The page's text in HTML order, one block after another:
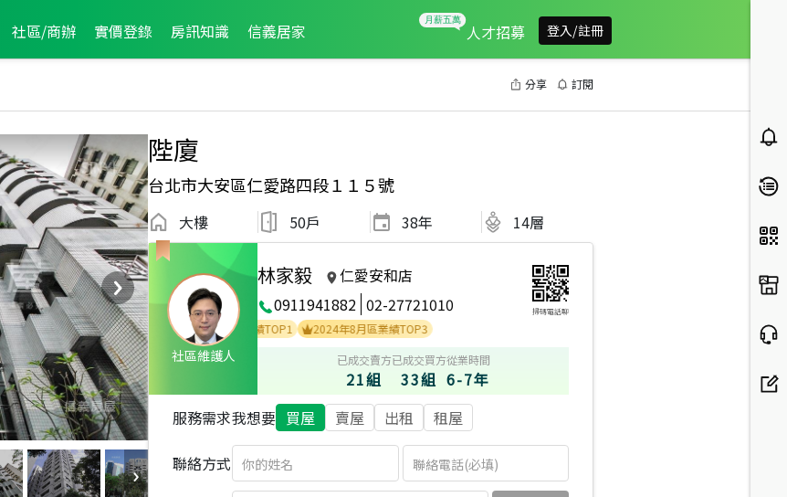
社區/商辦 實價登錄 房訊知識 信義居家 人才招募 登入/註冊
分享 訂閱
陛廈
台北市大安區仁愛路四段１１５號
大樓 50戶 38年 14層
社區維護人
林家毅
仁愛安和店
0911941882 02-27721010 掃碼電話聊
2025年8月區業績TOP1 2024年9月區業績TOP1
2024年8月區業績TOP3
已成交賣方
21組
已成交買方
33組
從業時間
6-7年
服務需求我想要 買屋 賣屋 出租 租屋
聯絡方式